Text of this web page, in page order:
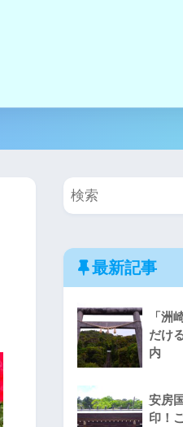
最新記事
「洲
だけ
内
安房
印！